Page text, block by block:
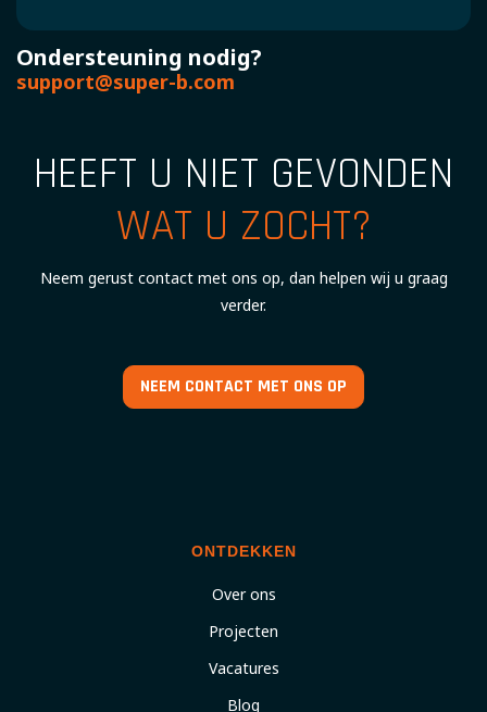
Ondersteuning nodig?
support@super-b.com
HEEFT U NIET GEVONDEN
WAT U ZOCHT?
Neem gerust contact met ons op, dan helpen wij u graag
verder.
NEEM CONTACT MET ONS OP
ONTDEKKEN
Over ons
Projecten
Vacatures
Blog